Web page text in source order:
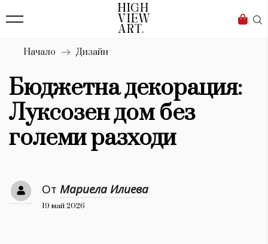
Бизнес
Мода
Dialogue
Изкуство
4340
Дизайн
Начало Дизайн
Бюджетна декорация:
Луксозен дом без
големи разходи
От Мариела Илиева
19 май 2026